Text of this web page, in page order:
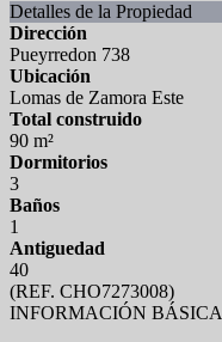
Detalles de la Propiedad
Dirección
Pueyrredon 738
Ubicación
Lomas de Zamora Este
Total construido
90 m²
Dormitorios
3
Baños
1
Antiguedad
40
(REF. CHO7273008)
INFORMACIÓN BÁSICA